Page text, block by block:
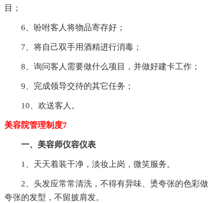
目；
6、吩咐客人将物品寄存好；
7、将自己双手用酒精进行消毒；
8、询问客人需要做什么项目，并做好建卡工作；
9、完成领导交待的其它任务；
10、欢送客人。
美容院管理制度7
一、美容师仪容仪表
1、天天着装干净，淡妆上岗，微笑服务。
2、头发应常常清洗，不得有异味、烫夸张的色彩做
夸张的发型，不留披肩发。